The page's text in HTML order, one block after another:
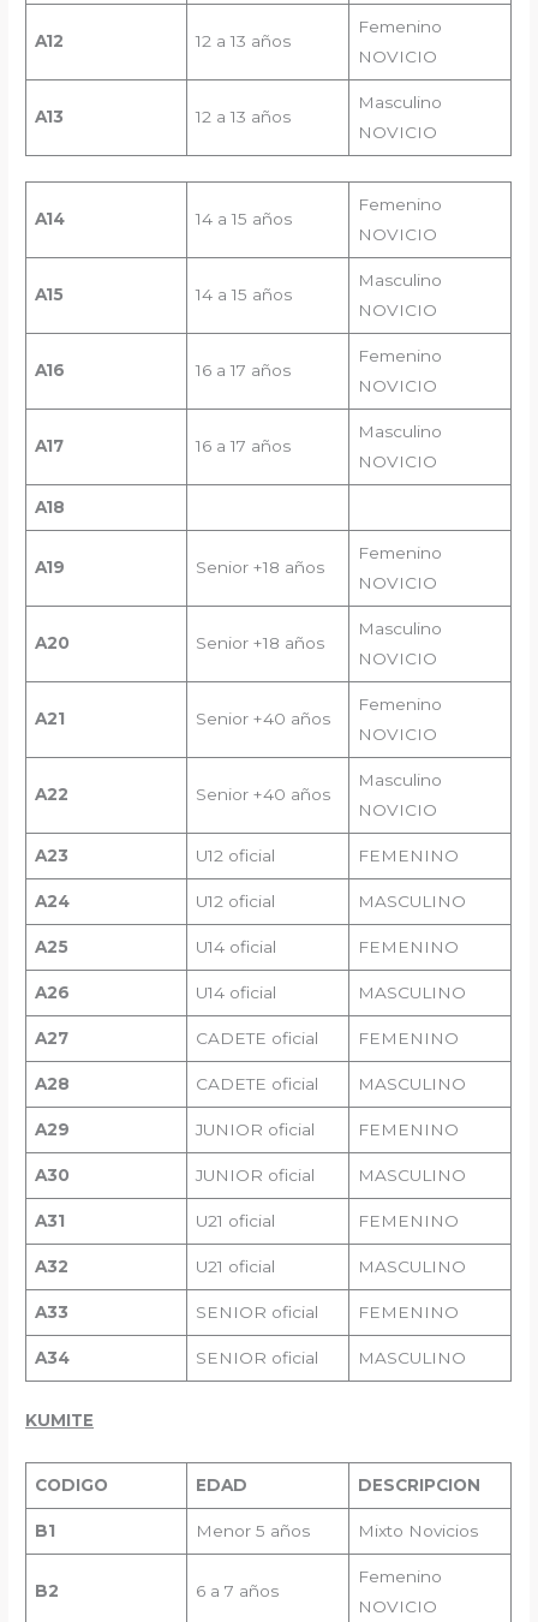
A12 12 a 13 años
Femenino
NOVICIO
A13 12 a 13 años
Masculino
NOVICIO
A14 14 a 15 años
Femenino
NOVICIO
A15 14 a 15 años
Masculino
NOVICIO
A16 16 a 17 años
Femenino
NOVICIO
A17 16 a 17 años
Masculino
NOVICIO
A18
A19 Senior +18 años
Femenino
NOVICIO
A20 Senior +18 años
Masculino
NOVICIO
A21 Senior +40 años
Femenino
NOVICIO
A22 Senior +40 años
Masculino
NOVICIO
A23 U12 oficial FEMENINO
A24 U12 oficial MASCULINO
A25 U14 oficial FEMENINO
A26 U14 oficial MASCULINO
A27 CADETE oficial FEMENINO
A28 CADETE oficial MASCULINO
A29 JUNIOR oficial FEMENINO
A30 JUNIOR oficial MASCULINO
A31 U21 oficial FEMENINO
A32 U21 oficial MASCULINO
A33 SENIOR oficial FEMENINO
A34 SENIOR oficial MASCULINO
KUMITE
CODIGO EDAD DESCRIPCION
B1 Menor 5 años Mixto Novicios
B2 6 a 7 años
Femenino
NOVICIO